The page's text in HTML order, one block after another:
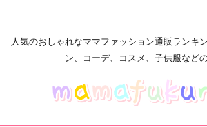
人気のおしゃれなママファッション通販ランキ
ン、コーデ、コスメ、子供服などの